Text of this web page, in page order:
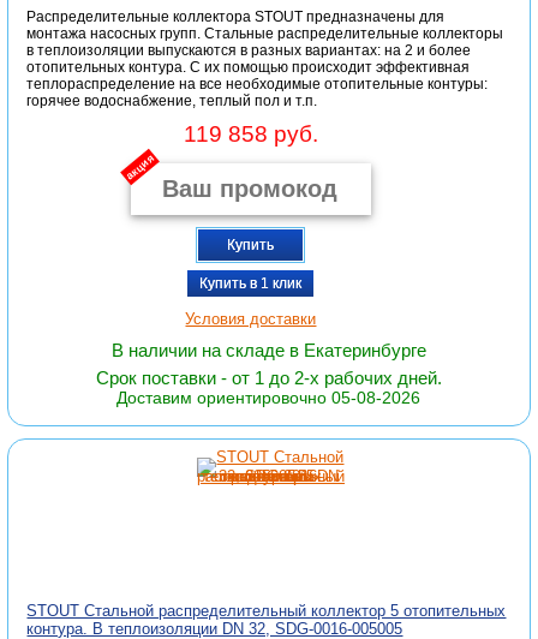
Распределительные коллектора STOUT предназначены для
монтажа насосных групп. Стальные распределительные коллекторы
в теплоизоляции выпускаются в разных вариантах: на 2 и более
отопительных контура. С их помощью происходит эффективная
теплораспределение на все необходимые отопительные контуры:
горячее водоснабжение, теплый пол и т.п.
119 858 руб.
акция
Купить
Купить в 1 клик
Условия доставки
В наличии на складе в Екатеринбурге
Срок поставки - от 1 до 2-х рабочих дней.
Доставим ориентировочно 05-08-2026
STOUT Стальной распределительный коллектор 5 отопительных
контура. В теплоизоляции DN 32, SDG-0016-005005